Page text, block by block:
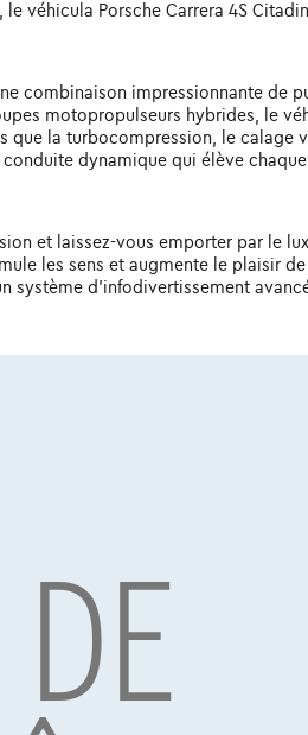
véhicula Porsche Carrera 4S
combinaison impressionnante de
motopropulseurs hybrides, le
la turbocompression, le calage
dynamique qui élève
et laissez-vous emporter par le
les sens et augmente le plaisir
système d'infodivertissement
des solutions de connectivité sur
de conduite autonome et
Citadine d'occasion. Chaque
le véhicula Porsche Carrera 4S
d'occasion
4S Citadine d'occasion n'est pas